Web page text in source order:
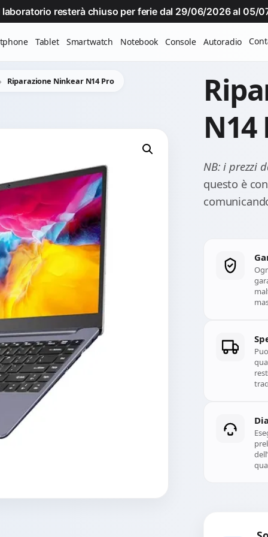
laboratorio resterà chiuso per ferie dal 29/06/2026 al 05/
Tablet Smartwatch Notebook Console Autoradio
Riparazione Ninkear N14 Pro
N14
NB: i prezzi
questo è